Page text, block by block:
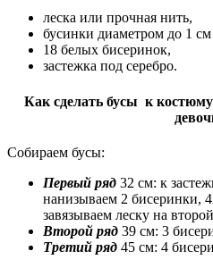
леска или прочная нить,
бусинки диаметром до 1
18 белых бисеринок,
застежка под серебро.
Как сделать бусы к
Собираем бусы:
Первый ряд 32 см: к
нанизываем 2 бисеринки,
завязываем леску на
Второй ряд 39 см: 3
Третий ряд 45 см: 4